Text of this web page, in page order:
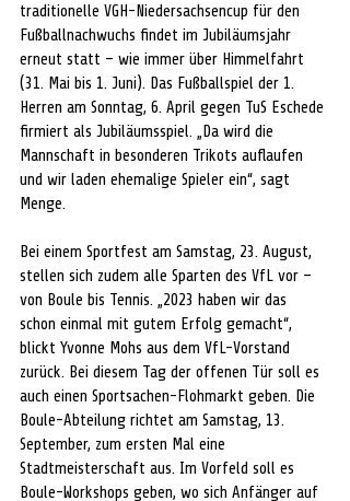
traditionelle VGH-Niedersachsencup für den
Fußballnachwuchs findet im Jubiläumsjahr
erneut statt – wie immer über Himmelfahrt
(31. Mai bis 1. Juni). Das Fußballspiel der 1.
Herren am Sonntag, 6. April gegen TuS Eschede
firmiert als Jubiläumsspiel. „Da wird die
Mannschaft in besonderen Trikots auflaufen
und wir laden ehemalige Spieler ein“, sagt
Menge.
Bei einem Sportfest am Samstag, 23. August,
stellen sich zudem alle Sparten des VfL vor –
von Boule bis Tennis. „2023 haben wir das
schon einmal mit gutem Erfolg gemacht“,
blickt Yvonne Mohs aus dem VfL-Vorstand
zurück. Bei diesem Tag der offenen Tür soll es
auch einen Sportsachen-Flohmarkt geben. Die
Boule-Abteilung richtet am Samstag, 13.
September, zum ersten Mal eine
Stadtmeisterschaft aus. Im Vorfeld soll es
Boule-Workshops geben, wo sich Anfänger auf